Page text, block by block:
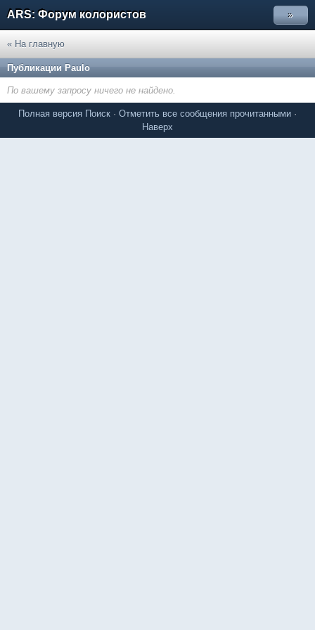
ARS: Форум колористов »
« На главную
Публикации Paulo
По вашему запросу ничего не найдено.
Полная версия Поиск · Отметить все сообщения прочитанными ·
Наверх